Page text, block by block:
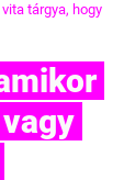
tárgya, hogy